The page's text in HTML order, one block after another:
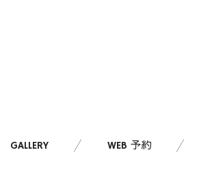
GALLERY WEB 予約